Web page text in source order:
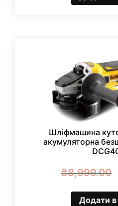
Шліфмашина
акумуляторна
₴8,999.00
Додати